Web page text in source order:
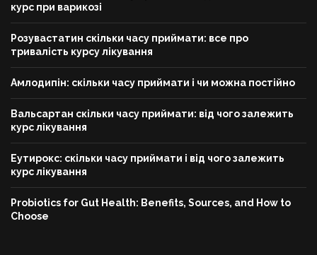
курс при варикозі
Розувастатин скільки часу приймати: все про
тривалість курсу лікування
Амлодипін: скільки часу приймати і чи можна постійно
Вальсартан скільки часу приймати: від чого залежить
курс лікування
Еутирокс: скільки часу приймати і від чого залежить
курс лікування
Probiotics for Gut Health: Benefits, Sources, and How to
Choose